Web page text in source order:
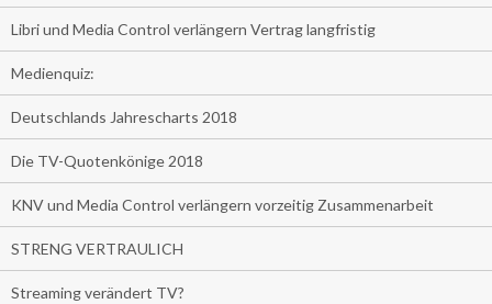
Libri und Media Control verlängern Vertrag langfristig
Medienquiz:
Deutschlands Jahrescharts 2018
Die TV-Quotenkönige 2018
KNV und Media Control verlängern vorzeitig Zusammenarbeit
STRENG VERTRAULICH
Streaming verändert TV?